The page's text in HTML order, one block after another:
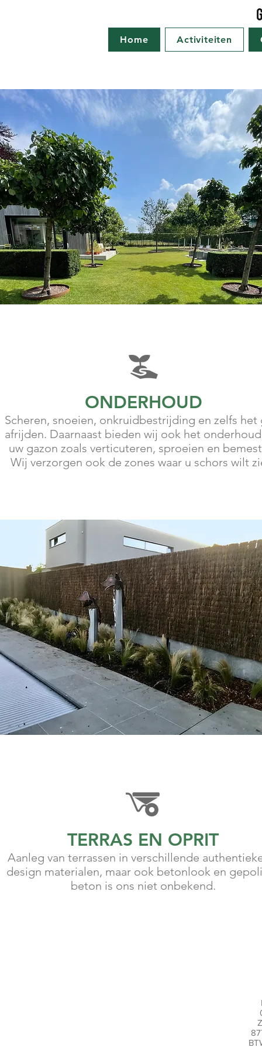
Home Activiteiten
ONDERHOUD
Scheren, snoeien, onkruidbestrijding en zelfs het
afrijden. Daarnaast bieden wij ook het
uw gazon zoals verticuteren, sproeien en
Wij verzorgen ook de zones waar u schors wilt
TERRAS EN OPRIT
Aanleg van terrassen in verschillende
design materialen, maar ook betonlook en
beton is ons niet onbekend.